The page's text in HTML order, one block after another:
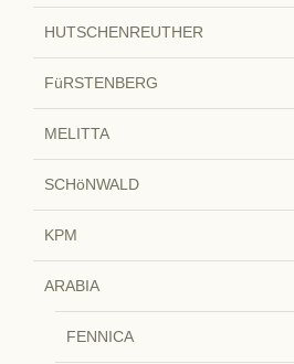
HUTSCHENREUTHER
FüRSTENBERG
MELITTA
SCHöNWALD
KPM
ARABIA
FENNICA